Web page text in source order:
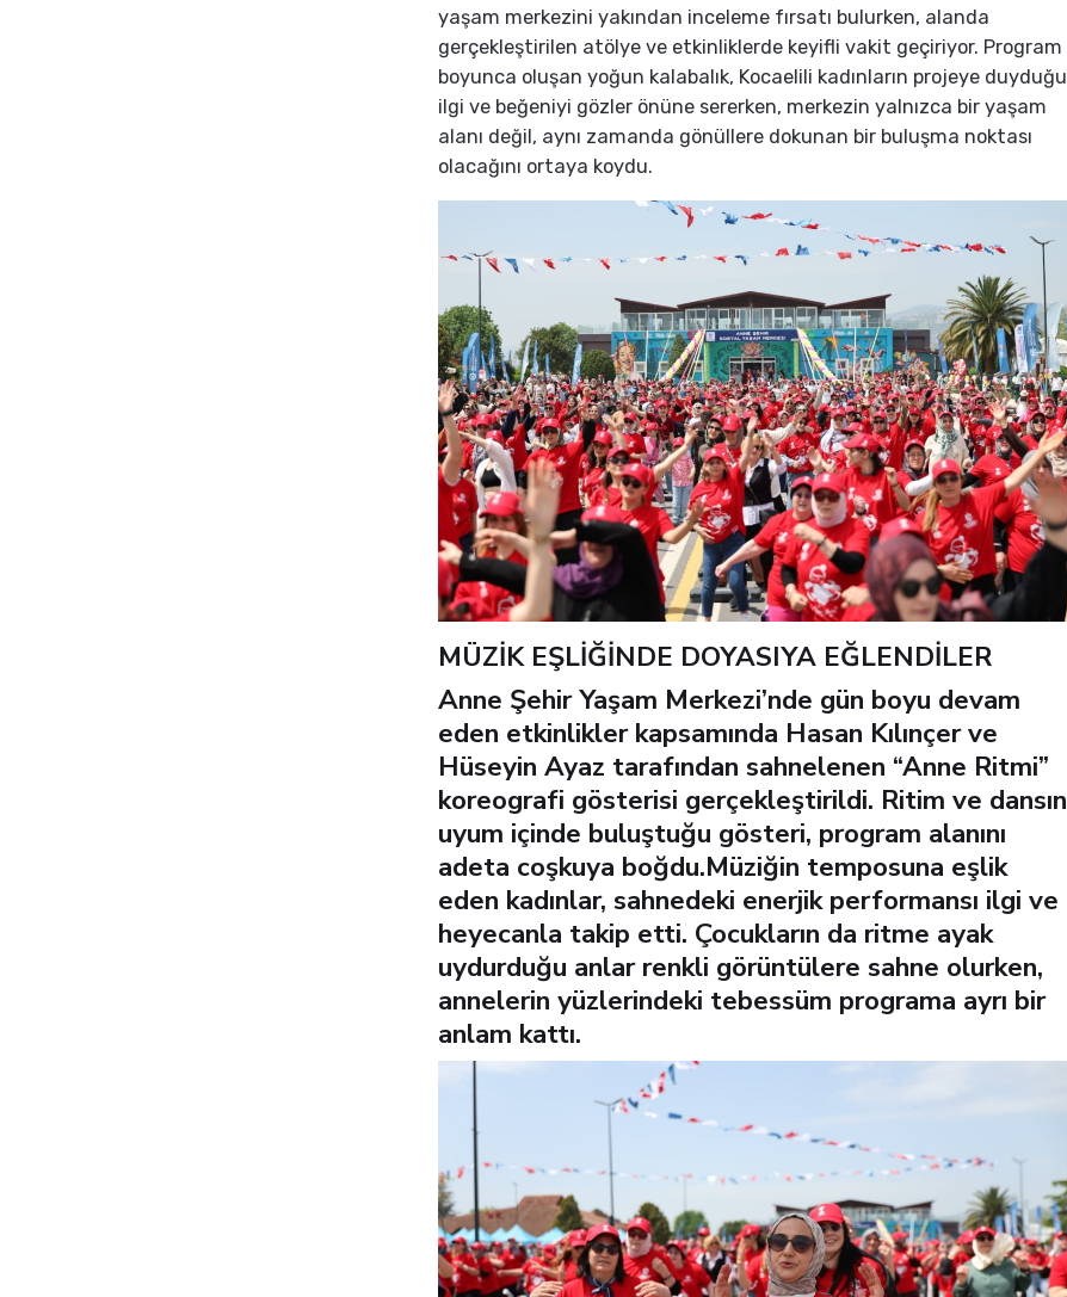
yaşam merkezini yakından inceleme fırsatı bulurken, alanda
gerçekleştirilen atölye ve etkinliklerde keyifli vakit geçiriyor. Program
boyunca oluşan yoğun kalabalık, Kocaelili kadınların projeye duyduğu
ilgi ve beğeniyi gözler önüne sererken, merkezin yalnızca bir yaşam
alanı değil, aynı zamanda gönüllere dokunan bir buluşma noktası
olacağını ortaya koydu.
MÜZİK EŞLİĞİNDE DOYASIYA EĞLENDİLER
Anne Şehir Yaşam Merkezi’nde gün boyu devam
eden etkinlikler kapsamında Hasan Kılınçer ve
Hüseyin Ayaz tarafından sahnelenen “Anne Ritmi”
koreografi gösterisi gerçekleştirildi. Ritim ve dansın
uyum içinde buluştuğu gösteri, program alanını
adeta coşkuya boğdu.Müziğin temposuna eşlik
eden kadınlar, sahnedeki enerjik performansı ilgi ve
heyecanla takip etti. Çocukların da ritme ayak
uydurduğu anlar renkli görüntülere sahne olurken,
annelerin yüzlerindeki tebessüm programa ayrı bir
anlam kattı.